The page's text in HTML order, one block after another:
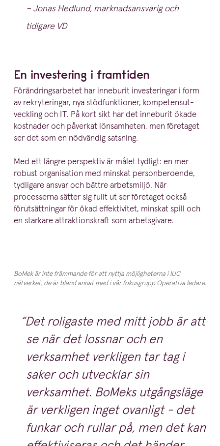
– Jonas Hedlund, marknadsansvarig och
tidigare VD
En investering i framtiden
Föränd­rings­ar­betet har inneburit investe­ringar i form
av rekry­te­ringar, nya stödfunk­tioner, kompe­tens­ut­
veckling och
. På kort sikt har det inneburit ökade
kostnader och påverkat lönsamheten, men företaget
ser det som en nödvändig satsning.
Med ett längre perspektiv är målet tydligt: en mer
robust organi­sation med minskat person­be­roende,
tydligare ansvar och bättre arbetsmiljö. När
processerna sätter sig fullt ut ser företaget också
förut­sätt­ningar för ökad effek­ti­vitet, minskat spill och
en starkare attrak­tions­kraft som arbetsgivare.
BoMek är inte främmande för att nyttja möjligheterna i IUC
nätverket, de är bland annat med i vår fokusgrupp Operativa ledare.
Det roligaste med mitt jobb är att
se när det lossnar och en
verksamhet verkligen tar tag i
saker och utvecklar sin
verksamhet. BoMeks utgångsläge
är verkligen inget ovanligt - det
funkar och rullar på, men det kan